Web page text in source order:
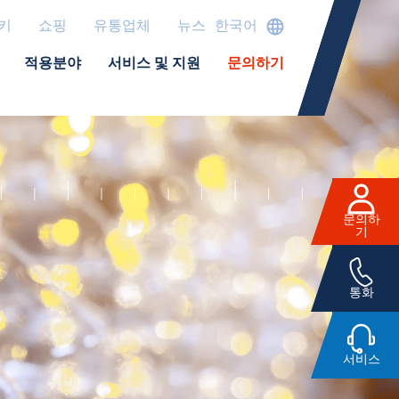
쇼핑 유통업체 뉴스 한국어
적용분야 서비스 및 지원 문의하기
문의하
기
통화
서비스